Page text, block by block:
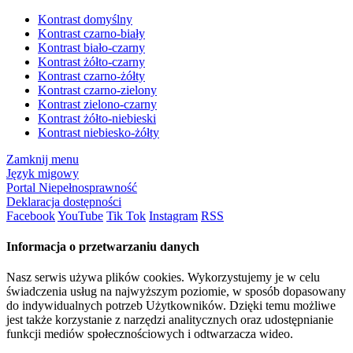
Kontrast domyślny
Kontrast czarno-biały
Kontrast biało-czarny
Kontrast żółto-czarny
Kontrast czarno-żółty
Kontrast czarno-zielony
Kontrast zielono-czarny
Kontrast żółto-niebieski
Kontrast niebiesko-żółty
Zamknij menu
Język migowy
Portal Niepełnosprawność
Deklaracja dostępności
FacebookYouTube Tik Tok Instagram RSS
Informacja o przetwarzaniu danych
Nasz serwis używa plików cookies. Wykorzystujemy je w celu
świadczenia usług na najwyższym poziomie, w sposób dopasowany
do indywidualnych potrzeb Użytkowników. Dzięki temu możliwe
jest także korzystanie z narzędzi analitycznych oraz udostępnianie
funkcji mediów społecznościowych i odtwarzacza wideo.